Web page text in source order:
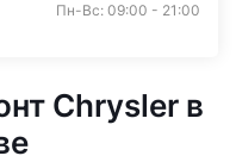
Пн-Вс: 09:00 - 21:00
Chrysler в